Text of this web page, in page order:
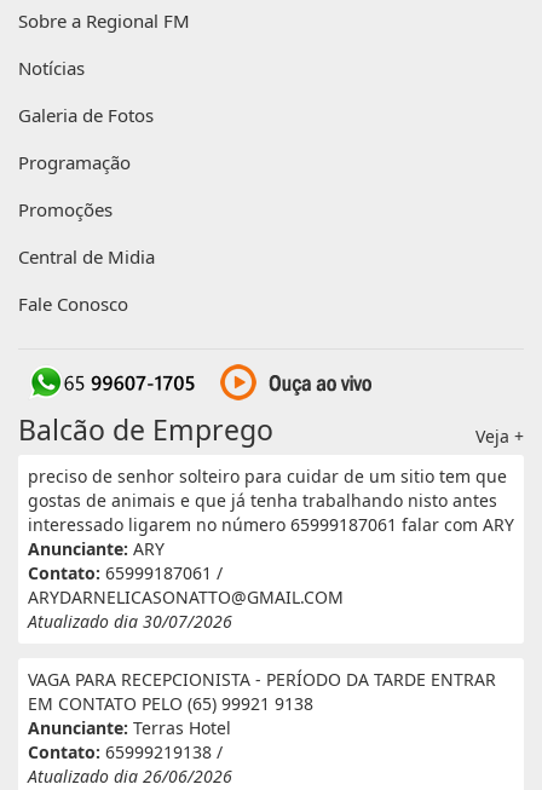
Sobre a Regional FM
Notícias
Galeria de Fotos
Programação
Promoções
Central de Midia
Fale Conosco
Balcão de Emprego
Veja +
preciso de senhor solteiro para cuidar de um sitio tem que
gostas de animais e que já tenha trabalhando nisto antes
interessado ligarem no número 65999187061 falar com ARY
Anunciante: ARY
Contato: 65999187061 /
ARYDARNELICASONATTO@GMAIL.COM
Atualizado dia 30/07/2026
VAGA PARA RECEPCIONISTA - PERÍODO DA TARDE ENTRAR
EM CONTATO PELO (65) 99921 9138
Anunciante: Terras Hotel
Contato: 65999219138 /
Atualizado dia 26/06/2026